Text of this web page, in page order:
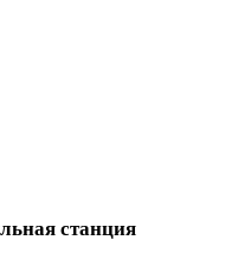
станция